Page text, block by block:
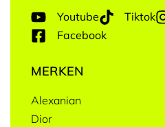
Youtube Tiktok
Facebook
MERKEN
Alexanian
Dior